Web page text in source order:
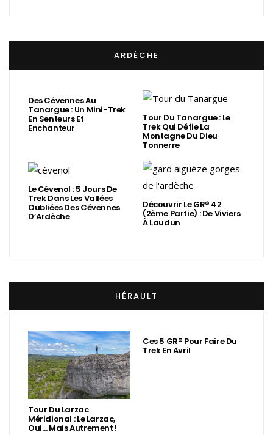
ARDÈCHE
Des Cévennes Au
Tanargue : Un Mini-Trek
En Senteurs Et
Enchanteur
Tour Du Tanargue : Le
Trek Qui Défie La
Montagne Du Dieu
Tonnerre
Le Cévenol : 5 Jours De
Trek Dans Les Vallées
Oubliées Des Cévennes
D’Ardèche
Découvrir Le GR® 42
(2ème Partie) : De Viviers
À Laudun
HÉRAULT
Tour Du Larzac
Méridional : Le Larzac,
Oui… Mais Autrement !
Ces 5 GR® Pour Faire Du
Trek En Avril